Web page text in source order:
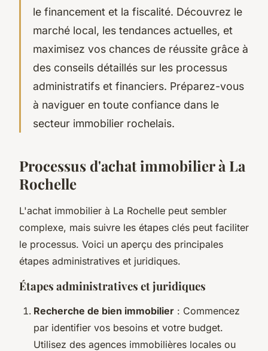
le financement et la fiscalité. Découvrez le
marché local, les tendances actuelles, et
maximisez vos chances de réussite grâce à
des conseils détaillés sur les processus
administratifs et financiers. Préparez-vous
à naviguer en toute confiance dans le
secteur immobilier rochelais.
Processus d'achat immobilier à La
Rochelle
L'achat immobilier à La Rochelle peut sembler
complexe, mais suivre les étapes clés peut faciliter
le processus. Voici un aperçu des principales
étapes administratives et juridiques.
Étapes administratives et juridiques
Recherche de bien immobilier : Commencez
par identifier vos besoins et votre budget.
Utilisez des agences immobilières locales ou